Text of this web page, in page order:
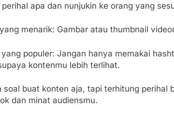
apa dan nunjukin ke orang yang
menarik: Gambar atau thumbnail
populer: Jangan hanya memakai
kontenmu lebih terlihat.
soal buat konten aja, tapi terhitung perihal
dan minat audiensmu.